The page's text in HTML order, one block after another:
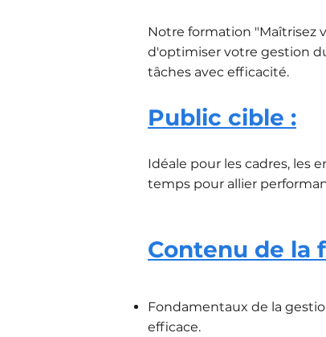
Notre formation "Maîtrisez
d'optimiser votre gestion
tâches avec efficacité.
Public cible :
Idéale pour les cadres, les
temps pour allier
Contenu de la
Fondamentaux de la
efficace.